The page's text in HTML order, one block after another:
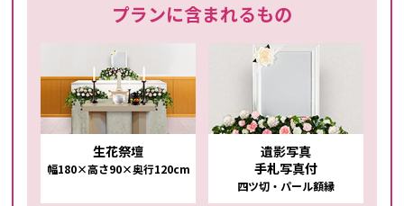
プランに含まれるもの
生花祭壇
幅180×高さ90×奥行120cm
遺影写真
手札写真付
四ツ切・パール額縁